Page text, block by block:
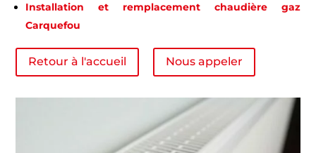
Installation et remplacement chaudière gaz
Carquefou
Retour à l'accueil Nous appeler